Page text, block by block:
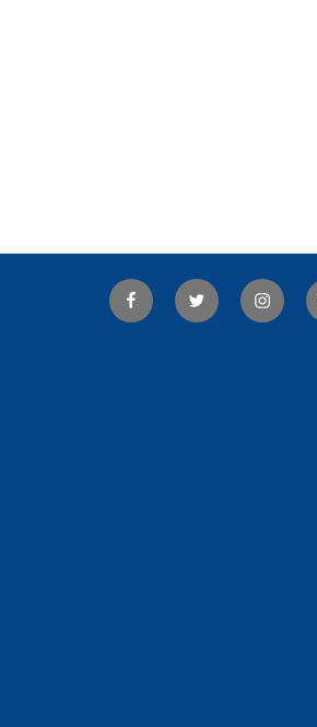
Facebook Twitter